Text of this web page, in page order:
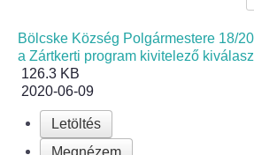
Szállások
Egyházak, civilek
Református Egyház
Bölcske Község Polgármestere 18/
a Zártkerti program kivitelező
126.3 KB
2020-06-09
Letöltés